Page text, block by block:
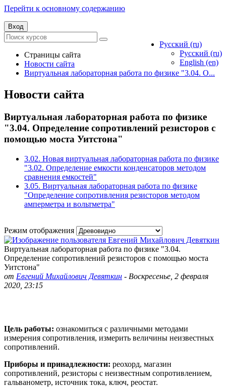
Перейти к основному содержанию
Вход
Русский ‎(ru)‎
Русский ‎(ru)‎
English ‎(en)‎
Страницы сайта
Новости сайта
Виртуальная лабораторная работа по физике "3.04. О...
Новости сайта
Виртуальная лабораторная работа по физике
"3.04. Определение сопротивлений резисторов с
помощью моста Уитстона"
3.02. Новая виртуальная лабораторная работа по физике
"3.02. Определение емкости конденсаторов методом
сравнения емкостей"
3.05. Виртуальная лабораторная работа по физике
"Определение сопротивления резисторов методом
амперметра и вольтметра"
Режим отображения
Виртуальная лабораторная работа по физике "3.04.
Определение сопротивлений резисторов с помощью моста
Уитстона"
от Евгений Михайлович Девяткин - Воскресенье, 2 февраля
2020, 23:15
Цель работы: ознакомиться с различными методами
измерения сопротивления, измерить величины неизвестных
сопротивлений.
Приборы и принадлежности: реохорд, магазин
сопротивлений, резисторы с неизвестным сопротивлением,
гальванометр, источник тока, ключ, реостат.